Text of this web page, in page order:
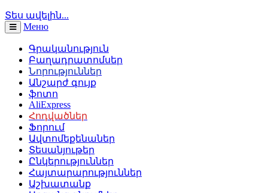
Տես ավելին...
Меню
Գրականություն
Բաղադրատոմսեր
Նորություններ
Անշարժ գույք
ֆոտո
AliExpress
Հոդվածներ
Ֆորում
Ավտոմեքենաներ
Տեսանյութեր
Ընկերություններ
Հայտարարություններ
Աշխատանք